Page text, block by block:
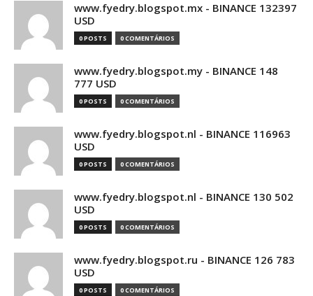
www.fyedry.blogspot.mx - BINANCE 132397
USD
0 POSTS 0 COMENTÁRIOS
www.fyedry.blogspot.my - BINANCE 148
777 USD
0 POSTS 0 COMENTÁRIOS
www.fyedry.blogspot.nl - BINANCE 116963
USD
0 POSTS 0 COMENTÁRIOS
www.fyedry.blogspot.nl - BINANCE 130 502
USD
0 POSTS 0 COMENTÁRIOS
www.fyedry.blogspot.ru - BINANCE 126 783
USD
0 POSTS 0 COMENTÁRIOS